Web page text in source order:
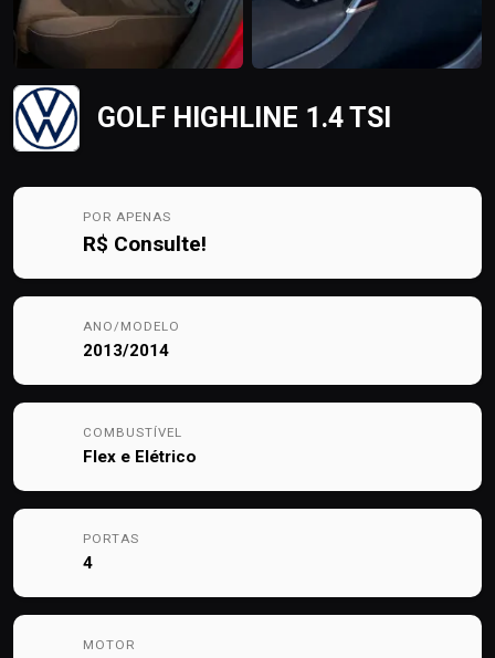
GOLF HIGHLINE 1.4 TSI
POR APENAS
R$ Consulte!
ANO/MODELO
2013/2014
COMBUSTÍVEL
Flex e Elétrico
PORTAS
4
MOTOR